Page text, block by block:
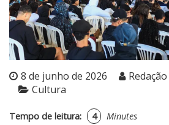
8 de junho de 2026
Cultura
Tempo de leitura: 4 Minutes